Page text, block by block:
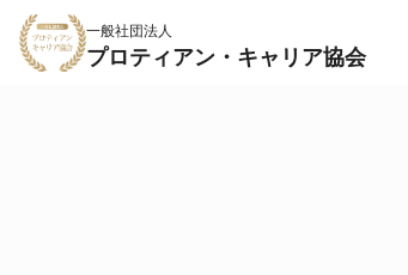
一般社団法人
プロティアン・キャリア協会